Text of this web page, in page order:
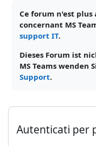
Ce forum n'est plus
concernant MS
support IT.
Dieses Forum ist
MS Teams wenden
Support.
Autenticati per